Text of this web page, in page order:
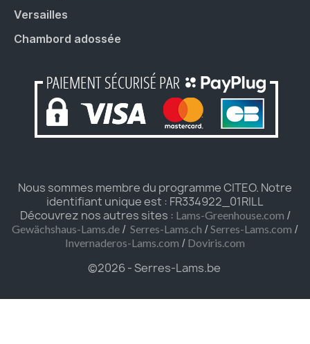
Versailles
Chambord adossée
Nous sommes membre du programme CITEO. Notre
identifiant unique est : FR334922_01RILL
Découvrez nos autres sites : Lams-Greenhouse.com /
Gewächshaus-Lams.de / Serres-Lams.ch / Serres-Lams.com /
Invernaderos-Lams.com / Doviris.com
©2026 - Serres-Lams.be